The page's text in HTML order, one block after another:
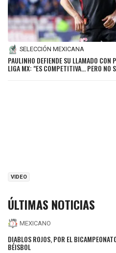
SELECCIÓN MEXICANA
PAULINHO DEFIENDE SU LLAMADO
LIGA MX: "ES COMPETITIVA… PERO NO
VIDEO
ÚLTIMAS NOTICIAS
MEXICANO
DIABLOS ROJOS, POR EL
BÉISBOL